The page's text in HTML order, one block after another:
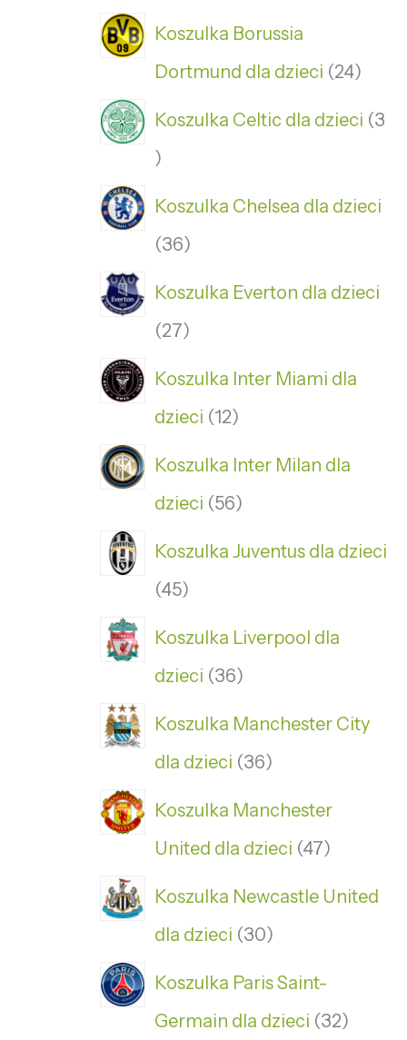
Koszulka Borussia
Dortmund dla dzieci 24
Koszulka Celtic dla dzieci 3
Koszulka Chelsea dla dzieci
36
Koszulka Everton dla dzieci
27
Koszulka Inter Miami dla
dzieci 12
Koszulka Inter Milan dla
dzieci 56
Koszulka Juventus dla dzieci
45
Koszulka Liverpool dla
dzieci 36
Koszulka Manchester City
dla dzieci 36
Koszulka Manchester
United dla dzieci 47
Koszulka Newcastle United
dla dzieci 30
Koszulka Paris Saint-
Germain dla dzieci 32